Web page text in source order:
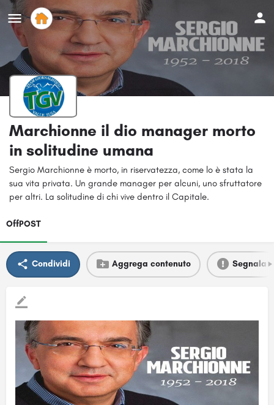
Marchionne il dio manager morto
in solitudine umana
Sergio Marchionne è morto, in riservatezza, come lo è stata la
sua vita privata. Un grande manager per alcuni, uno sfruttatore
per altri. La solitudine di chi vive dentro il Capitale.
OffPOST
Condividi Aggrega contenuto Segnala